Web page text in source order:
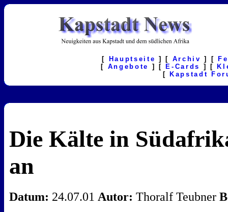
[ Hauptseite ] [ Archiv ] [
[ Angebote ] [ E-Cards ] [
[
Kapstadt
Die Kälte in
an
Datum: 24.07.01 Autor: Thoralf Teubner